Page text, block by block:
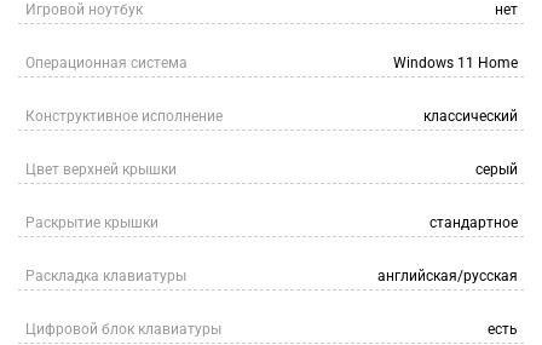
Игровой ноутбук нет
Операционная система Windows 11 Home
Конструктивное исполнение классический
Цвет верхней крышки серый
Раскрытие крышки стандартное
Раскладка клавиатуры английская/русская
Цифровой блок клавиатуры есть